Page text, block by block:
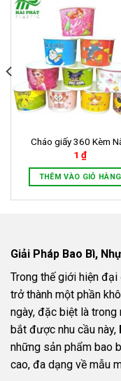
Cháo giấy 360 Kèm
1 ₫
THÊM VÀO GIỎ HÀNG
Giải Pháp Bao Bì,
Trong thế giới hiện
trở thành một phần
ngày, đặc biệt là trong
bắt được nhu cầu này,
những sản phẩm bao
cao, đa dạng về mẫu